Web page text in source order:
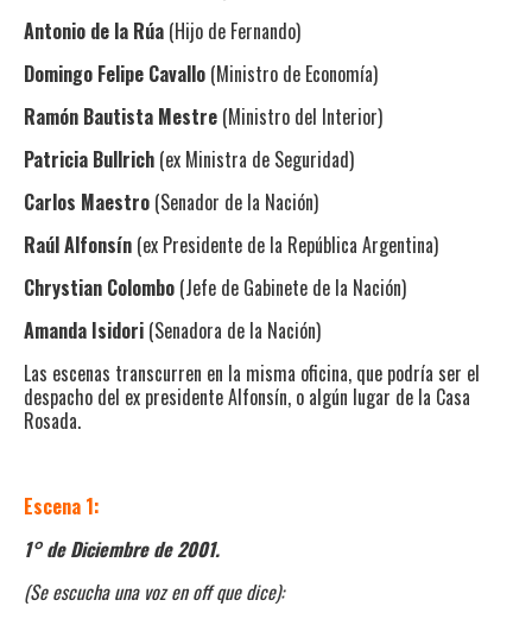
Antonio de la Rúa (Hijo de Fernando)
Domingo Felipe Cavallo (Ministro de Economía)
Ramón Bautista Mestre (Ministro del Interior)
Patricia Bullrich (ex Ministra de Seguridad)
Carlos Maestro (Senador de la Nación)
Raúl Alfonsín (ex Presidente de la República Argentina)
Chrystian Colombo (Jefe de Gabinete de la Nación)
Amanda Isidori (Senadora de la Nación)
Las escenas transcurren en la misma oficina, que podría ser el
despacho del ex presidente Alfonsín, o algún lugar de la Casa
Rosada.
Escena 1:
1° de Diciembre de 2001.
(Se escucha una voz en off que dice):